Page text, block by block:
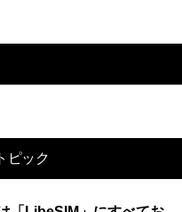
ピック